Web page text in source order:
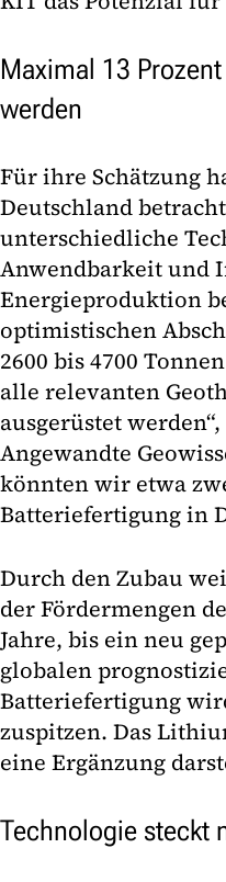
Maximal 13
werden
Für ihre Schätzung
Deutschland
unterschiedliche
Anwendbarkeit und
Energieproduktion
optimistischen
2600 bis 4700
alle relevanten
ausgerüstet
Angewandte
könnten wir etwa
Batteriefertigung in
Durch den Zubau
der Fördermengen
Jahre, bis ein neu
globalen
Batteriefertigung
zuspitzen. Das
eine Ergänzung
Technologie steckt